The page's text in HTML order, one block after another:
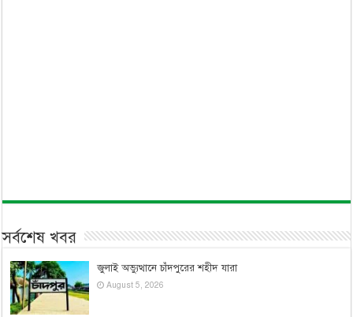
সর্বশেষ খবর
জুলাই অভ্যুত্থানে চাঁদপুরের শহীদ যারা
August 5, 2026